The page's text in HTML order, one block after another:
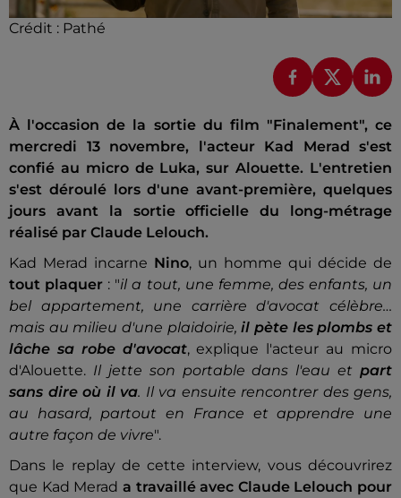
Crédit : Pathé
À l'occasion de la sortie du film "Finalement", ce
mercredi 13 novembre, l'acteur Kad Merad s'est
confié au micro de Luka, sur Alouette. L'entretien
s'est déroulé lors d'une avant-première, quelques
jours avant la sortie officielle du long-métrage
réalisé par Claude Lelouch.
Kad Merad incarne Nino, un homme qui décide de
tout plaquer : "il a tout, une femme, des enfants, un
bel appartement, une carrière d'avocat célèbre…
mais au milieu d'une plaidoirie,il pète les plombs et
lâche sa robe d'avocat, explique l'acteur au micro
d'Alouette. Il jette son portable dans l'eau et part
sans dire où il va. Il va ensuite rencontrer des gens,
au hasard, partout en France et apprendre une
autre façon de vivre".
Dans le replay de cette interview, vous découvrirez
que Kad Merad a travaillé avec Claude Lelouch pour